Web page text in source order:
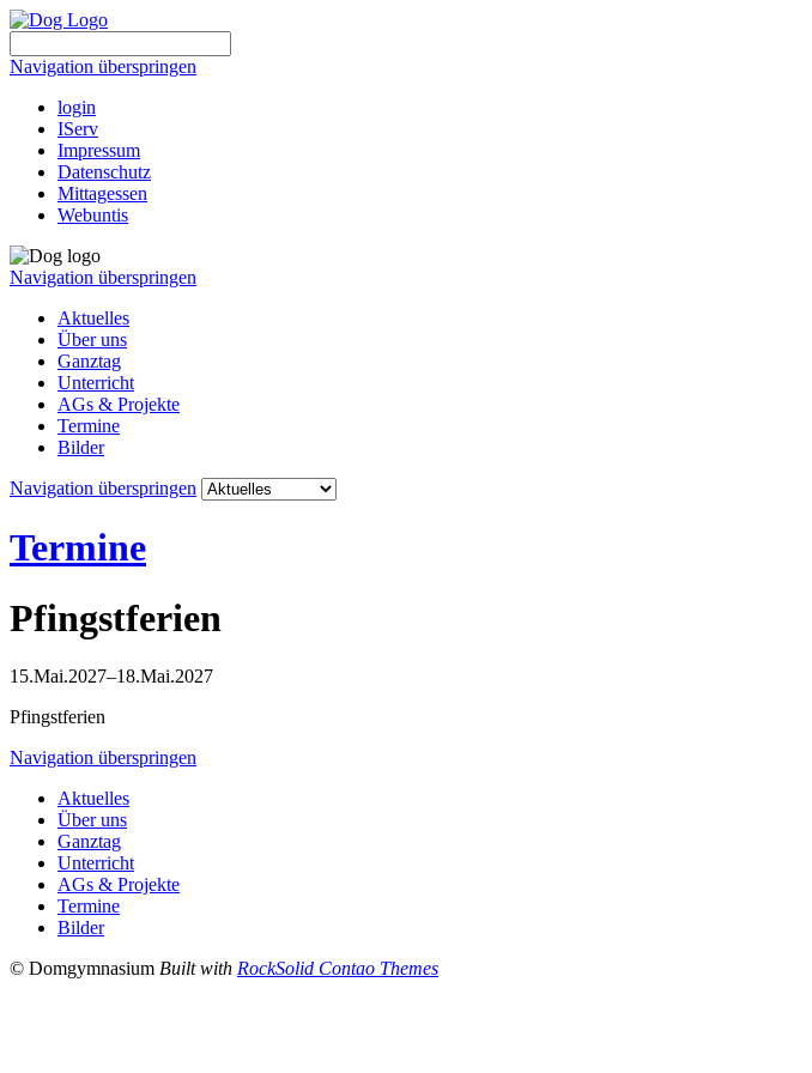
Navigation überspringen
login
IServ
Impressum
Datenschutz
Mittagessen
Webuntis
Navigation überspringen
Aktuelles
Über uns
Ganztag
Unterricht
AGs & Projekte
Termine
Bilder
Navigation überspringen
Termine
Pfingstferien
15.Mai.2027–18.Mai.2027
Pfingstferien
Navigation überspringen
Aktuelles
Über uns
Ganztag
Unterricht
AGs & Projekte
Termine
Bilder
© Domgymnasium Built with RockSolid Contao Themes